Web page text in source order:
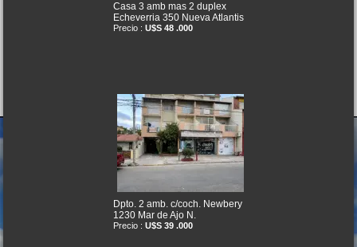
Casa 3 amb mas 2 duplex
Echeverria 350 Nueva Atlantis
Precio : U$S 48 .000
Dpto. 2 amb. c/coch. Newbery
1230 Mar de Ajo N.
Precio : U$S 39 .000